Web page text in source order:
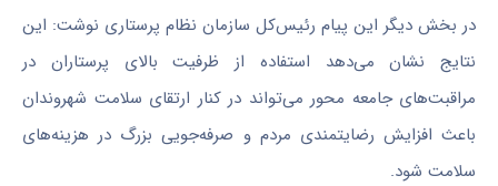
در بخش دیگر این پیام رئیس‌کل سازمان نظام پرستاری نوشت: این
نتایج نشان می‌دهد استفاده از ظرفیت بالای پرستاران در
مراقبت‌های جامعه محور می‌تواند در کنار ارتقای سلامت شهروندان
باعث افزایش رضایتمندی مردم و صرفه‌جویی بزرگ در هزینه‌های
سلامت شود.